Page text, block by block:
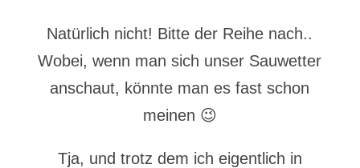
Natürlich nicht! Bitte der Reihe nach..
Wobei, wenn man sich unser Sauwetter
anschaut, könnte man es fast schon
meinen 😉
Tja, und trotz dem ich eigentlich in